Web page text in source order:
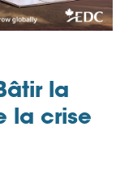
la
la crise